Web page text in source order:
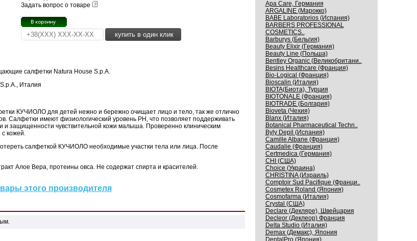
Задать вопрос о товаре
купить в один клик
салфетки Natura House S.p.A.
Италия
КУЧИОЛО для детей нежно и бережно очищает лицо и тело, так же отлично
Салфетки имеют физиологический уровень PH, что позволяет поддерживать
и защищенности чувствительной кожи малыша. Проверенно клиническим
кожей.
салфеткой КУЧИОЛО необходимые участки тела или лица. После
Алое Вера, протеины овса. Не содержат спирта и красителей.
этого производителя
Apa Care, Германия
ARGALINE (Марокко)
BABE Laboratorios (Испания)
BARBERS PROFESSIONAL
COSMETICS..
Barburys (Бельгия)
Beauty Elixir (Германия)
Beauty Line (Польша)
Bentley Organic (Великобритани..
Besins Healthcare (Франция)
Bio-Logical (Франция)
Bioscalin (Италия)
BIOTA(Биота), Турция
BIOTONALE (Франция)
BIOTRADE (Болгария)
Bioveta (Чехия)
Blanx (Италия)
Botanical Pharmaceutical Techn..
Byly Depil (Испания)
Camille Albane (Франция)
Caudalie (Франция)
Certmedica (Германия)
CHI (США)
Choice (Украина)
CHRISTINA (Израиль)
Comptoir Sud Pacifique (Франци..
Cosmetex Roland (Япония)
Cosmofarma (Италия)
Crystal (США)
Declare (Декляре), Швейцария
Decleor (Деклеор) Франция
Delta Studio (Италия)
Demax (Демакс), Япония
DentalPro (Япония)